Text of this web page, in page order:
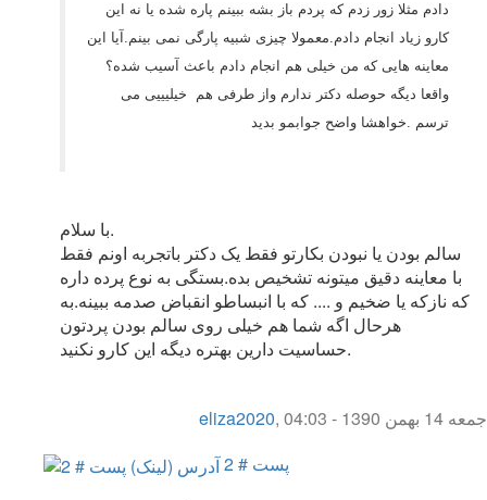
دادم مثلا زور زدم که پردم باز بشه ببینم پاره شده یا نه این
کارو زیاد انجام دادم.معمولا چیزی شبیه پارگی نمی بینم.آیا این
معاینه هایی که من خیلی هم انجام دادم باعث آسیب شده؟
واقعا دیگه حوصله دکتر ندارم واز طرفی هم خیلیییی می
ترسم .خواهشا واضح جوابمو بدید
با سلام.
سالم بودن یا نبودن بکارتو فقط یک دکتر باتجربه اونم فقط
با معاینه دقیق میتونه تشخیص بده.بستگی به نوع پرده داره
که نازکه یا ضخیم و .... که با انبساطو انقباض صدمه ببینه.به
هرحال اگه شما هم خیلی روی سالم بودن پردتون
حساسیت دارین بهتره دیگه این کارو نکنید.
eliza2020,
جمعه 14 بهمن 1390 - 04:03
پست # 2